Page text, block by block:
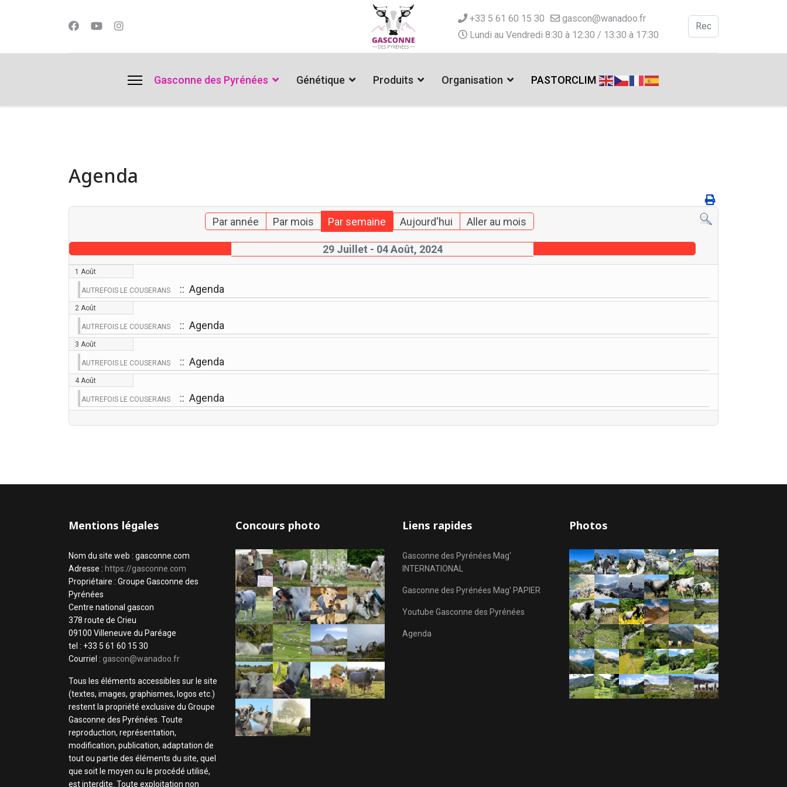
+33 5 61 60 15 30
gascon@wanadoo.fr
Lundi au Vendredi 8:30 à 12:30 / 13:30 à 17:30
Valider
Gasconne des Pyrénées Génétique Produits Organisation PASTORCLIM
Agenda
Par année Par mois Par semaine Aujourd'hui Aller au mois
29 Juillet - 04 Août, 2024
1 Août
AUTREFOIS LE COUSERANS :: Agenda
2 Août
AUTREFOIS LE COUSERANS :: Agenda
3 Août
AUTREFOIS LE COUSERANS :: Agenda
4 Août
AUTREFOIS LE COUSERANS :: Agenda
Mentions légales
Nom du site web : gasconne.com
Adresse : https://gasconne.com
Propriétaire : Groupe Gasconne des
Pyrénées
Centre national gascon
378 route de Crieu
09100 Villeneuve du Paréage
tel : +33 5 61 60 15 30
Courriel : gascon@wanadoo.fr
Tous les éléments accessibles sur le site
(textes, images, graphismes, logos etc.)
restent la propriété exclusive du Groupe
Gasconne des Pyrénées. Toute
reproduction, représentation,
modification, publication, adaptation de
tout ou partie des éléments du site, quel
que soit le moyen ou le procédé utilisé,
est interdite. Toute exploitation non
Concours photo Liens rapides
Gasconne des Pyrénées Mag'
INTERNATIONAL
Gasconne des Pyrénées Mag' PAPIER
Youtube Gasconne des Pyrénées
Agenda
Photos